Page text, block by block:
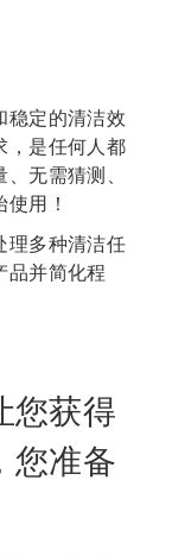
稳定的清洁效
，是任何人都
无需猜测、
用！
理多种清洁任
品并简化程
您获得
您准备